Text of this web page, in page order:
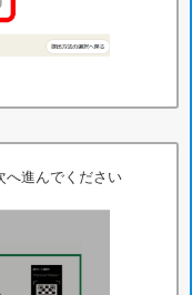
へ進んでください